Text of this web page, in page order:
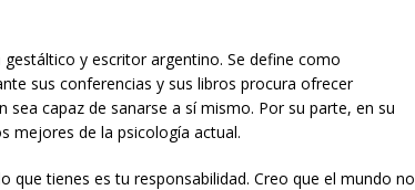
y escritor argentino. Se define como
sus conferencias y sus libros procura ofrecer
capaz de sanarse a sí mismo. Por su parte, en su
mejores de la psicología actual.
que tienes es tu responsabilidad. Creo que el mundo no